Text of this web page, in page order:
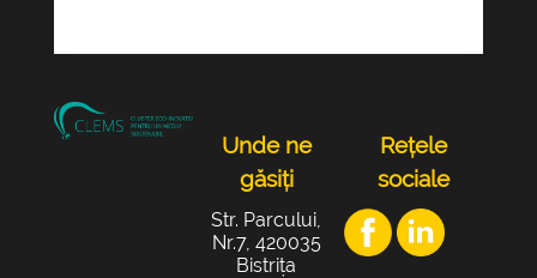
Unde ne
găsiți
Str. Parcului,
Nr.7, 420035
Bistrița
Rețele
sociale